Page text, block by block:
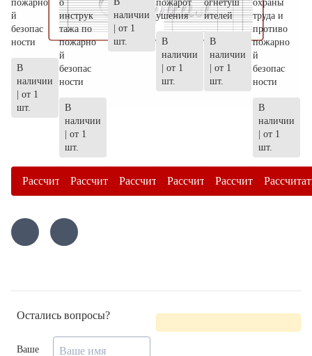
пожарно
й
безопас
ности
В
наличии
| от 1
шт.
Рассчитать
о
инструк
тажа по
пожарно
й
безопас
ности
В
наличии
| от 1
шт.
Рассчитать
наличии
| от 1
шт.
Рассчитать
пожарот
ушения
В
наличии
| от 1
шт.
Рассчитать
огнетуш
ителей
В
наличии
| от 1
шт.
Рассчитать
охраны
труда и
противо
пожарно
й
безопас
ности
В
наличии
| от 1
шт.
Остались вопросы?
Ваше